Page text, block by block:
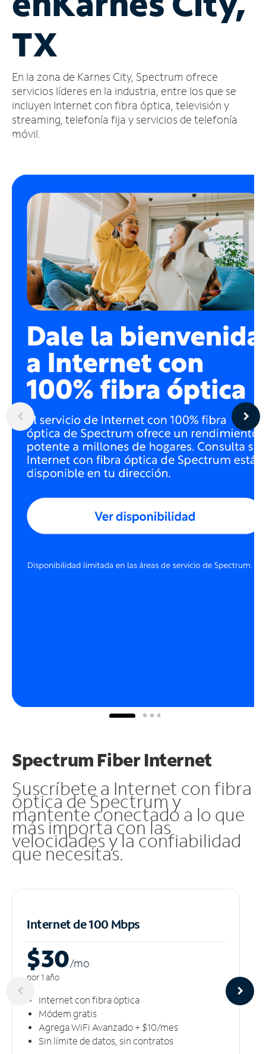
cuenta
Encuentra
tienda
TX
En la zona de Karnes City, Spectrum ofrece
servicios líderes en la industria, entre los que se
incluyen Internet con fibra óptica, televisión y
streaming, telefonía fija y servicios de telefonía
móvil.
Spectrum Fiber Internet
Suscríbete a Internet con fibra
óptica de Spectrum y
mantente conectado a lo que
más importa con las
velocidades y la confiabilidad
que necesitas.
Internet de 100 Mbps
$30/mo
por 1 año
Internet con fibra óptica
Módem gratis
Agrega WiFi Avanzado + $10/mes
Sin límite de datos, sin contratos